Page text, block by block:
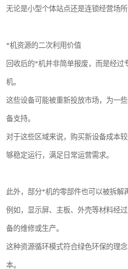
无论是小型个体站点还是连锁经营场所
*机资源的二次利用价值
回收后的*机并非简单报废，而是经过
机。
这些设备可能被重新投放市场，为一
备支持。
对于这些区域来说，购买新设备成本
够稳定运行，满足日常运营需求。
此外，部分*机的零部件也可以被拆解
例如，显示屏、主板、外壳等材料经
备的维修或生产。
这种资源循环模式符合绿色环保的理
本。